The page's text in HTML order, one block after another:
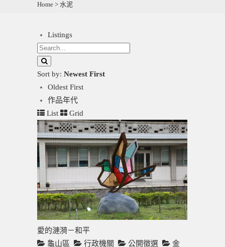
Home > 水泥
Listings
Sort by: Newest First
Oldest First
作品年代
List
Grid
愛的漣漪－和平
龜山區
行政機關 公開徵選
金